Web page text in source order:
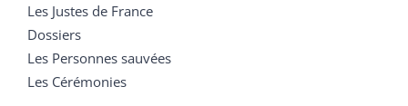
Les Justes de France
Dossiers
Les Personnes sauvées
Les Cérémonies